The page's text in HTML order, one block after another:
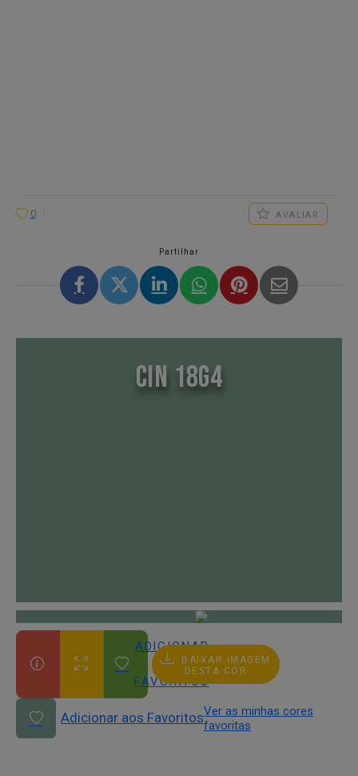
0 AVALIAR
Partilhar
CIN 18G4
ADICIONAR
AOS
FAVORITOS
BAIXAR IMAGEM
DESTA COR
Adicionar aos FavoritosVer as minhas cores
favoritas